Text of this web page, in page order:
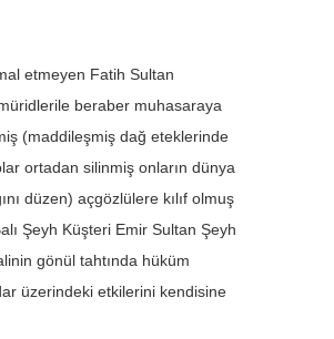
etmeyen Fatih Sultan
beraber muhasaraya
(maddileşmiş dağ eteklerinde
ortadan silinmiş onların dünya
düzen) açgözlülere kılıf olmuş
Şeyh Küşteri Emir Sultan Şeyh
gönül tahtında hüküm
üzerindeki etkilerini kendisine